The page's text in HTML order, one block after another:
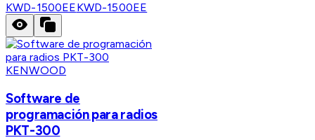
KWD-1500EEKWD-1500EE
KENWOOD
Software de
programación para radios
PKT-300